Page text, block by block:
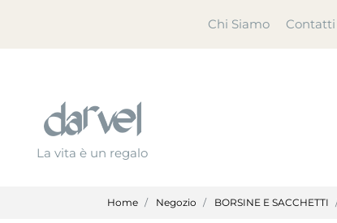
Chi Siamo Contatti
La vita è un regalo
Home Negozio BORSINE E SACCHETTI